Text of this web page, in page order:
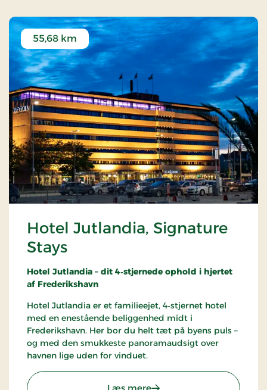
Hotel Jutlandia, Signature
Stays
55,68 km
Hotel Jutlandia – dit 4‑stjernede ophold i hjertet
af Frederikshavn
Hotel Jutlandia er et familieejet, 4‑stjernet hotel
med en enestående beliggenhed midt i
Frederikshavn. Her bor du helt tæt på byens puls –
og med den smukkeste panoramaudsigt over
havnen lige uden for vinduet.
Læs mere: Hotel Jutlandia,